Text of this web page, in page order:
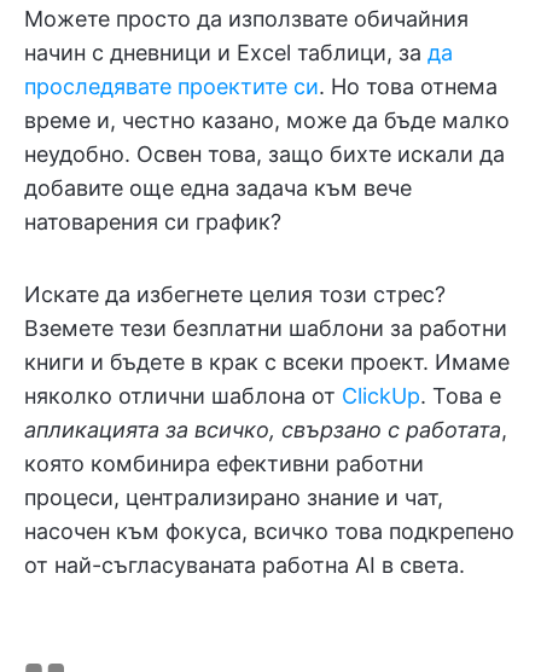
Можете просто да използвате обичайния
начин с дневници и Excel таблици, за да
проследявате проектите си. Но това отнема
време и, честно казано, може да бъде малко
неудобно. Освен това, защо бихте искали да
добавите още една задача към вече
натоварения си график?
Искате да избегнете целия този стрес?
Вземете тези безплатни шаблони за работни
книги и бъдете в крак с всеки проект. Имаме
няколко отлични шаблона от ClickUp. Това е
апликацията за всичко, свързано с работата,
която комбинира ефективни работни
процеси, централизирано знание и чат,
насочен към фокуса, всичко това подкрепено
от най-съгласуваната работна AI в света.